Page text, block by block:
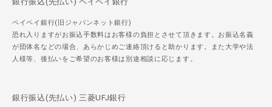
ペイペイ銀行(旧ジャパンネット銀行)
恐れ入りますがお振込手数料はお客様の負担とさせて頂きます。お振込名義
が団体名などの場合、あらかじめご連絡頂けると助かります。また大学や法
人様等、後払いをご希望のお客様は別途相談に応じます。
銀行振込(先払い) 三菱UFJ銀行